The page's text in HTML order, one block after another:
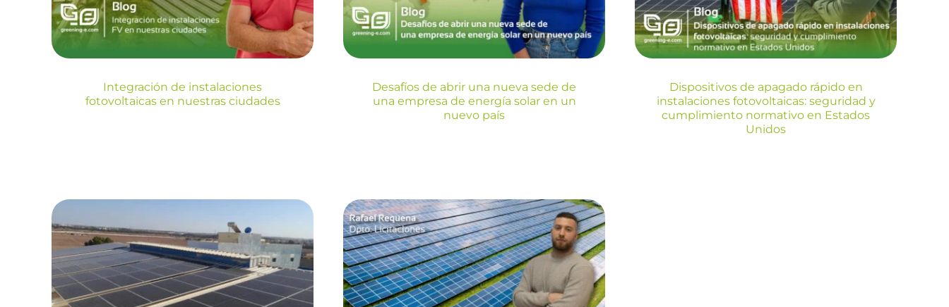
Blog
Integración de instalaciones
fotovoltaicas en nuestras ciudades
país
Desafíos de abrir una nueva sede de
una empresa de energía solar en un
nuevo país
normativo en Estados
Unidos
Blog
Dispositivos de apagado rápido en
instalaciones fotovoltaicas: seguridad y
cumplimiento normativo en Estados
Unidos
El impacto de las altas
temperaturas en la
producción
Instalaciones
fotovoltaicas y su
desempeño en la